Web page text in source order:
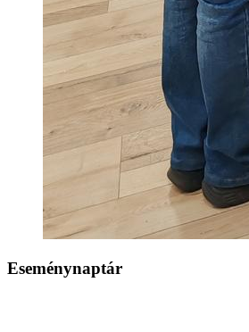
Eseménynaptár